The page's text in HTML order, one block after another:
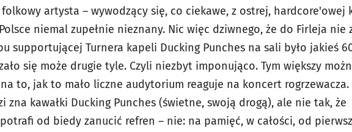
artysta – wywodzący się, co ciekawe, z ostrej, hardcore'owej
niemal zupełnie nieznany. Nic więc dziwnego, że do Firleja nie
supportującej Turnera kapeli Ducking Punches na sali było jakieś
się może drugie tyle. Czyli niezbyt imponująco. Tym większy
to, jak to mało liczne audytorium reaguje na koncert rogrzewacza.
zna kawałki Ducking Punches (świetne, swoją drogą), ale nie tak, że
od biedy zanucić refren – nie: na pamięć, w całości, od